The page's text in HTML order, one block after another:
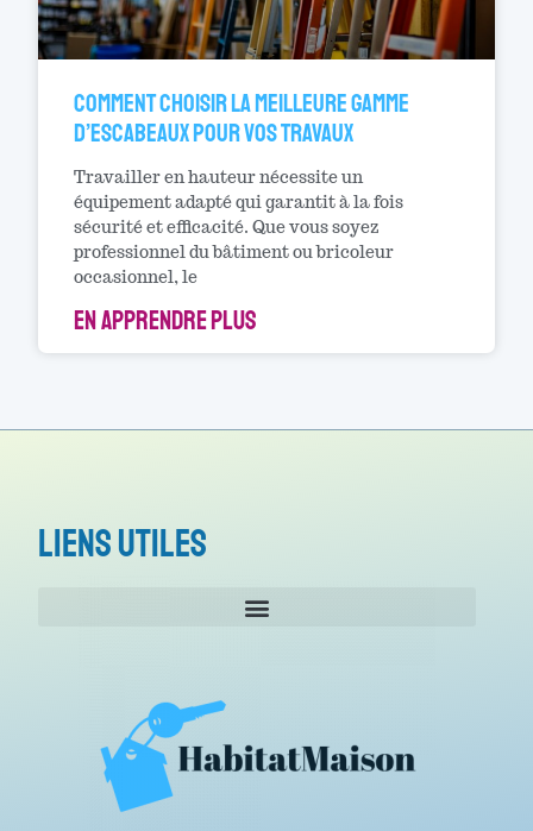
Comment choisir la meilleure gamme
d’escabeaux pour vos travaux
Travailler en hauteur nécessite un
équipement adapté qui garantit à la fois
sécurité et efficacité. Que vous soyez
professionnel du bâtiment ou bricoleur
occasionnel, le
EN APPRENDRE PLUS
Liens utiles